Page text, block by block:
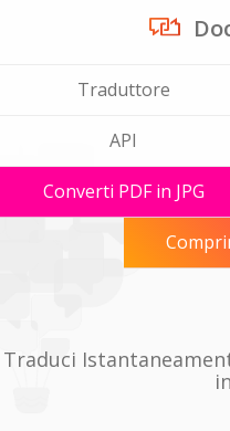
Traduttore
API
Converti PDF in JPG
Traduci